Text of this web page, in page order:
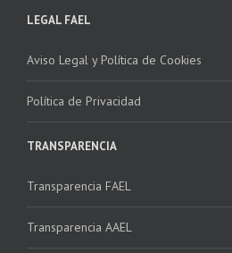
LEGAL FAEL
Aviso Legal y Política de Cookies
Política de Privacidad
TRANSPARENCIA
Transparencia FAEL
Transparencia AAEL